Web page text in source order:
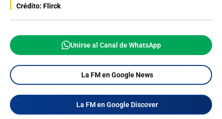
Crédito: Flirck
Unirse al Canal de WhatsApp
La FM en Google News
La FM en Google Discover